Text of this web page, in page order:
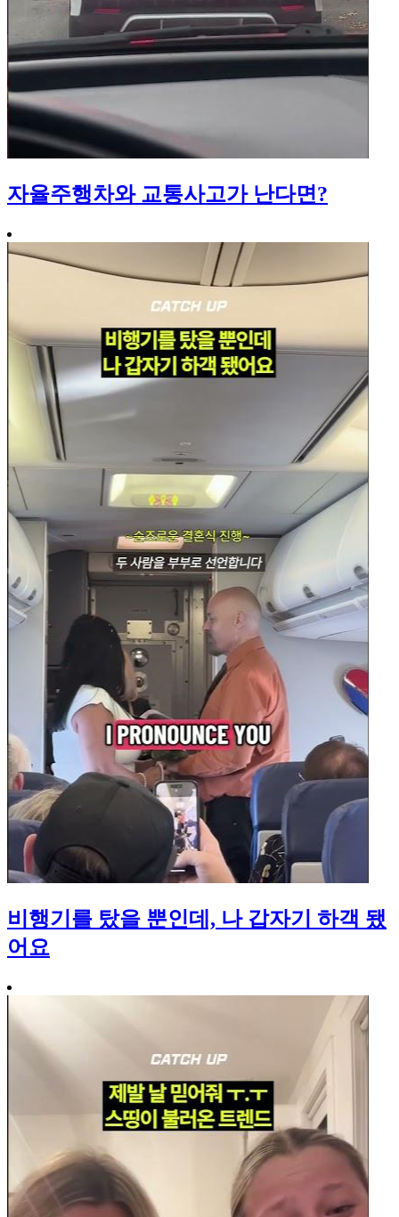
자율주행차와 교통사고가 난다면?
비행기를 탔을 뿐인데, 나 갑자기 하객 됐
어요